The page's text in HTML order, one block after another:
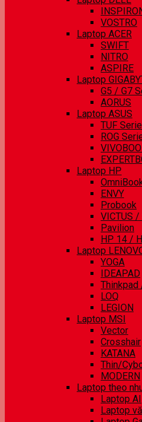
VOSTRO
Laptop ACER
SWIFT
NITRO
ASPIRE
Laptop
G5 / G7
AORUS
Laptop ASUS
TUF
ROG
Laptop HP
ENVY
Probook
VICTUS /
Pavilion
HP 14 /
Laptop
YOGA
IDEAPAD
Thinkpad
LOQ
LEGION
Laptop MSI
Vector
Crosshair
KATANA
Thin/
MODERN
Laptop theo
Laptop AI
Laptop